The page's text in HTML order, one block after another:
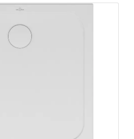
Attention xx remplace le
poubelle La hauteur de
de douche peut être
lors de l'utilisation de la